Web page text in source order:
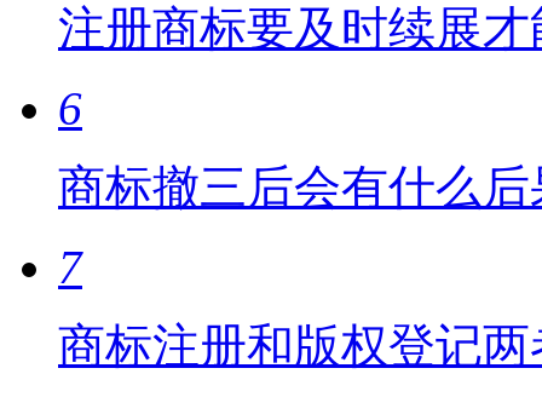
注册商标要及时续展
6
商标撤三后会有什么后
7
商标注册和版权登记